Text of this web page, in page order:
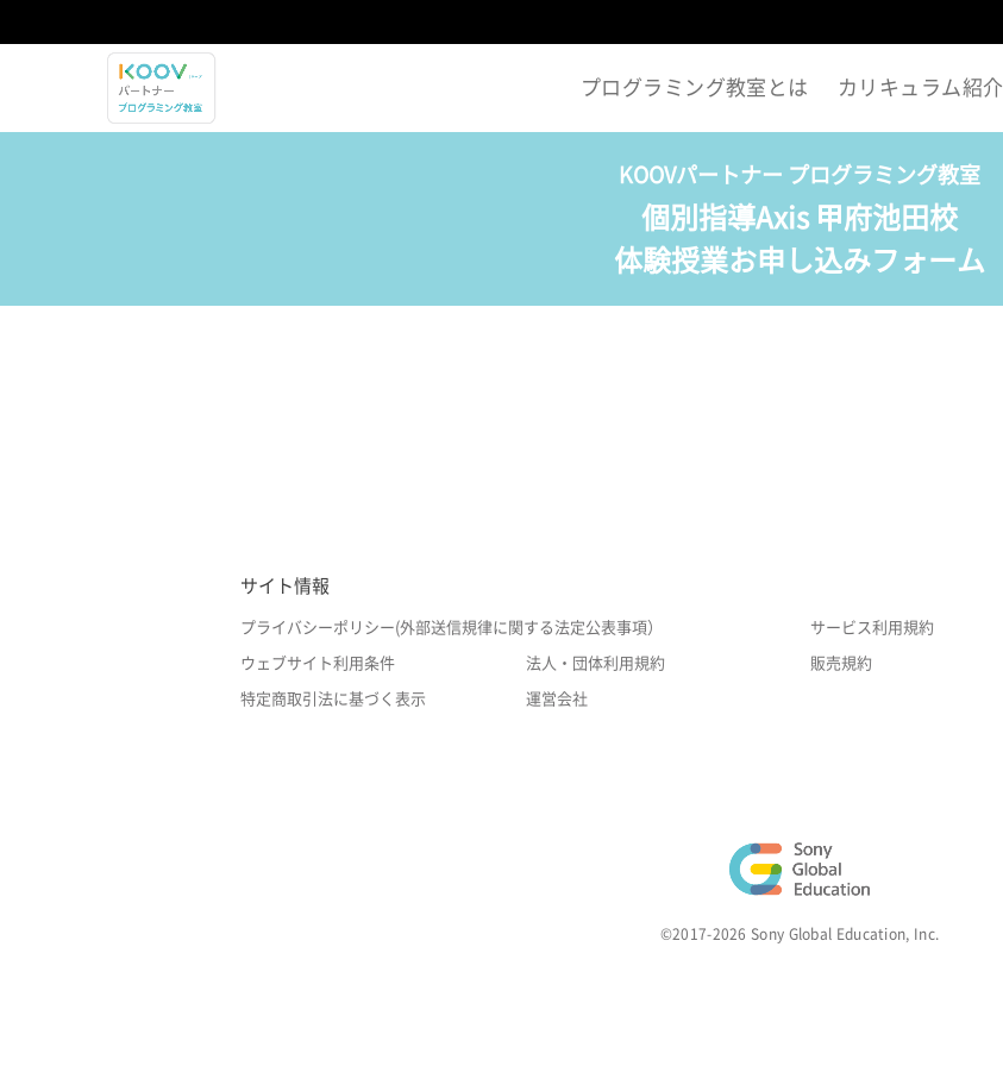
プログラミング教室とは カリキュラム紹介
KOOVパートナー プログラミング教室
個別指導Axis 甲府池田校
体験授業お申し込みフォーム
サイト情報
プライバシーポリシー(外部送信規律に関する法定公表事項） サービス利用規約
ウェブサイト利用条件 法人・団体利用規約 販売規約
特定商取引法に基づく表示 運営会社
©2017-2026 Sony Global Education, Inc.